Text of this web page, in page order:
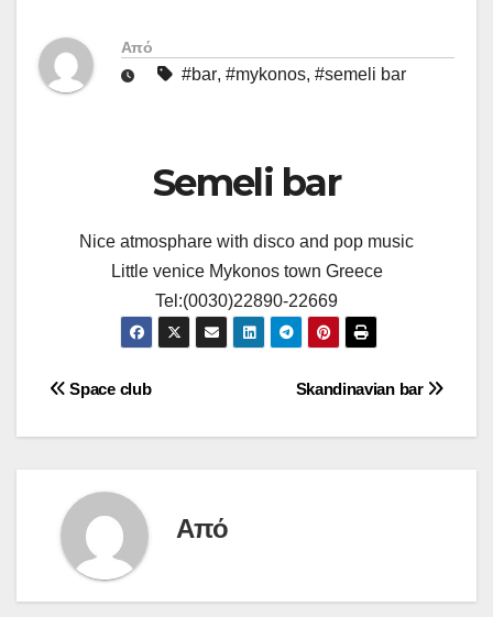
Από
#bar, #mykonos, #semeli bar
Semeli bar
Nice atmosphare with disco and pop music
Little venice Mykonos town Greece
Tel:(0030)22890-22669
Πλοήγηση
άρθρων
Skandinavian bar
Space club
Από